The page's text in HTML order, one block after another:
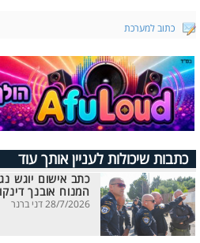
כתוב למערכת
כתבות שיכולות לעניין אותך עוד
כתב אישום יוגש
המנוח אובנך
28/7/2026 דני ברנר